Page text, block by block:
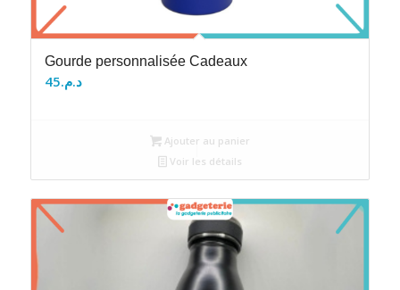
Gourde personnalisée Cadeaux
د.م.45
Ajouter au panier
Voir les détails